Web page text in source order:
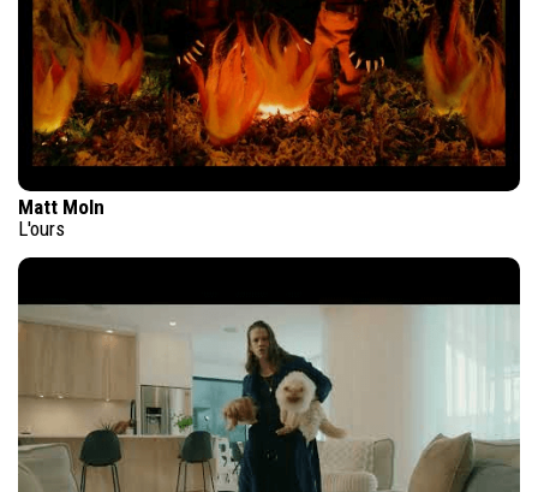
Matt Moln
L'ours